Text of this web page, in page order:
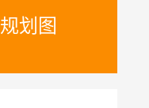
规划图